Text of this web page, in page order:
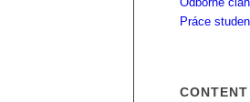
Práce